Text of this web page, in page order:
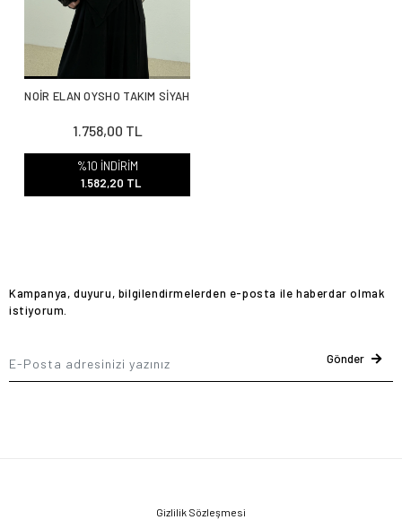
NOİR ELAN OYSHO TAKIM SİYAH
1.758,00 TL
%10 İNDİRİM
1.582,20 TL
Kampanya, duyuru, bilgilendirmelerden e-posta ile haberdar olmak
istiyorum.
Gönder
Gizlilik Sözleşmesi